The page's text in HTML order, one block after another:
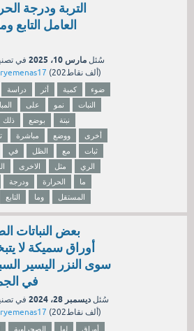
التربة ودرجة
العامل التابع
سُئل مارس 10، 2025 في
( 202ألف نقاط)
دراسة أثر كمية
ضوء
على نمو
النبات
ذلك بوضع
نبتة
مباشرة ووضع
أخرى
في الظل مع
ثبات
الاخرى مثل
الري
ودرجة الحرارة
ما
التابع وما المستقل
بعض النباتات
أوراق سميكة لا
سوى النزر اليسير
في
سُئل ديسمبر 28، 2024 في
( 202ألف نقاط)
الصحراوية لها
أوراق